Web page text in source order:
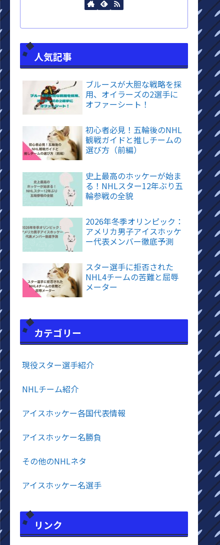
人気記事
ブルースが大胆な戦略を採
用、オイラーズの2選手に
オファーシート！
初心者必見！五輪後のNHL
観戦ガイドと推しチームの
選び方（前編）
史上最高のホッケーが始ま
る！NHLスター12年ぶり五
輪参戦の全貌
2026年冬季オリンピック：
アメリカ男子アイスホッケ
ー代表メンバー徹底予測
スター選手に拒否された
NHL4チームの苦難と屈辱
メーター
カテゴリー
現役スター選手紹介
NHLチーム紹介
アイスホッケー各国代表情報
アイスホッケー名勝負
その他のNHLネタ
アイスホッケー名選手
リンク